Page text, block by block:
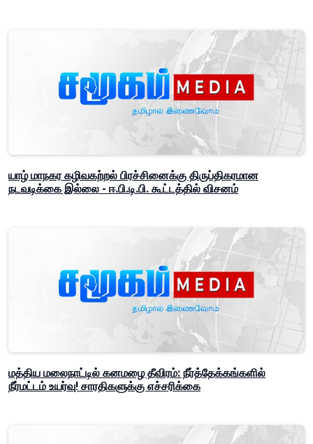
யாழ் மாநகர கழிவகற்றல் பிரச்சினைக்கு திருப்திகரமான
நடவடிக்கை இல்லை - ஈ.பி.டி.பி. கூட்டத்தில் விசனம்
மத்திய மலைநாட்டில் கனமழை தீவிரம்: நீர்த்தேக்கங்களில்
நீர்மட்டம் உயர்வு! சாரதிகளுக்கு எச்சரிக்கை